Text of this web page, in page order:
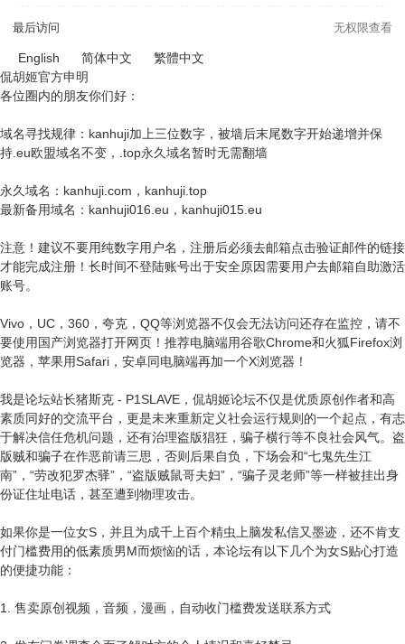
最后访问 无权限查看
English 简体中文
繁體中文
侃胡姬官方申明
各位圈内的朋友你们好：
域名寻找规律：kanhuji加上三位数字，被墙后末尾数字开始递增并保
持.eu欧盟域名不变，.top永久域名暂时无需翻墙
永久域名：kanhuji.com，kanhuji.top
最新备用域名：kanhuji016.eu，kanhuji015.eu
注意！建议不要用纯数字用户名，注册后必须去邮箱点击验证邮件的链接
才能完成注册！长时间不登陆账号出于安全原因需要用户去邮箱自助激活
账号。
Vivo，UC，360，夸克，QQ等浏览器不仅会无法访问还存在监控，请不
要使用国产浏览器打开网页！推荐电脑端用谷歌Chrome和火狐Firefox浏
览器，苹果用Safari，安卓同电脑端再加一个X浏览器！
我是论坛站长猪斯克 - P1SLAVE，侃胡姬论坛不仅是优质原创作者和高
素质同好的交流平台，更是未来重新定义社会运行规则的一个起点，有志
于解决信任危机问题，还有治理盗版猖狂，骗子横行等不良社会风气。盗
版贼和骗子在作恶前请三思，否则后果自负，下场会和“七鬼先生江
南”，“劳改犯罗杰驿”，“盗版贼鼠哥夫妇”，“骗子灵老师”等一样被挂出身
份证住址电话，甚至遭到物理攻击。
如果你是一位女S，并且为成千上百个精虫上脑发私信又墨迹，还不肯支
付门槛费用的低素质男M而烦恼的话，本论坛有以下几个为女S贴心打造
的便捷功能：
1. 售卖原创视频，音频，漫画，自动收门槛费发送联系方式